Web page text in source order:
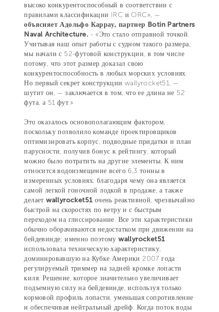
высоко конкурентоспособный в соответствии с
правилами классификации IRC и ORC», —
объясняет Адольфо Каррау, партнер Botin Partners
Naval Architecture. - «Это стало отправной точкой.
Учитывая наш опыт работы с судном такого размера,
мы начали с 52-футовой конструкции, в том числе
потому, что этот размер доказал свою
конкурентоспособность в любых морских условиях.
Но первый секрет конструкции wallyrocket51, —
шутит он, — заключается в том, что ее длина не 52
фута, а 51 фут.»
Это оказалось основополагающим фактором,
поскольку позволило команде проектировщиков
оптимизировать корпус, подводные придатки и план
парусности, получив бонус к рейтингу, который
можно было потратить на другие элементы. К ним
относится водоизмещение всего 6,3 тонны в
измеренных условиях, благодаря чему она является
самой легкой гоночной лодкой в продаже, а также
делаетwallyrocket51 очень реактивной, чрезвычайно
быстрой на скоростях по ветру и с быстрым
переходом на глиссирование. Все эти характеристики
обычно оборачиваются недостатком при движении на
бейдевинде; именно поэтомуwallyrocket51
использовала техническую характеристику,
доминировавшую на Кубке Америки 2007 года:
регулируемый триммер на задней кромке лопасти
киля. Решение, которое значительно увеличивает
подъемную силу на бейдевинде, используя только
кормовой профиль лопасти, уменьшая сопротивление
и обеспечивая нейтральный дрейф. Когда поток воды